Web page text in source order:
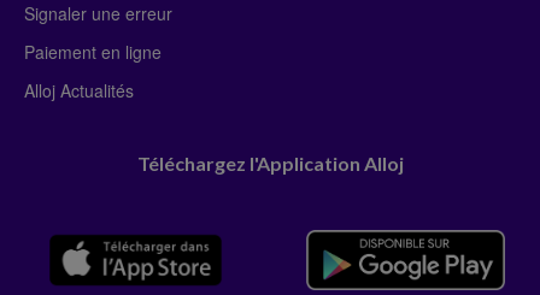
Signaler une erreur
Paiement en ligne
Alloj Actualités
Téléchargez l'Application Alloj